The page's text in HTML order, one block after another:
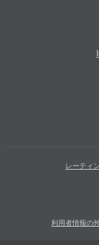
レーティ
利用者情報の